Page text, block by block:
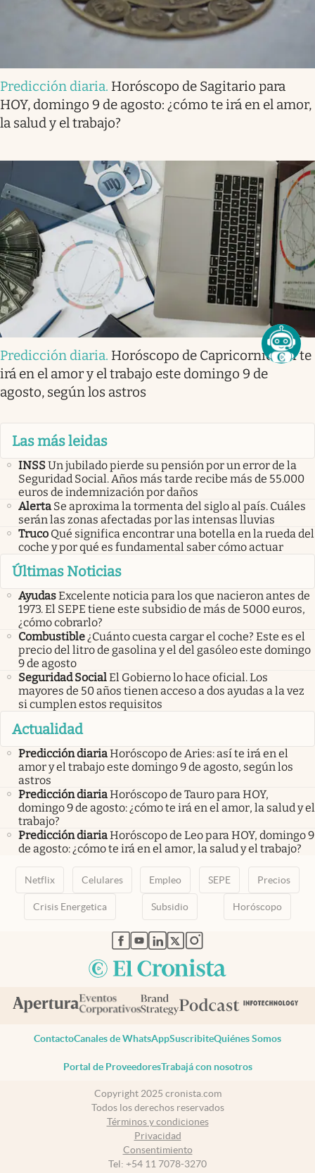
Predicción diaria. Horóscopo de Sagitario para
HOY, domingo 9 de agosto: ¿cómo te irá en el amor,
la salud y el trabajo?
Predicción diaria. Horóscopo de Capricornio: así te
irá en el amor y el trabajo este domingo 9 de
agosto, según los astros
Las más leidas
INSSUn jubilado pierde su pensión por un error de la
Seguridad Social. Años más tarde recibe más de 55.000
euros de indemnización por daños
Alerta Se aproxima la tormenta del siglo al país. Cuáles
serán las zonas afectadas por las intensas lluvias
Truco Qué significa encontrar una botella en la rueda del
coche y por qué es fundamental saber cómo actuar
Últimas Noticias
AyudasExcelente noticia para los que nacieron antes de
1973. El SEPE tiene este subsidio de más de 5000 euros,
¿cómo cobrarlo?
Combustible¿Cuánto cuesta cargar el coche? Este es el
precio del litro de gasolina y el del gasóleo este domingo
9 de agosto
Seguridad SocialEl Gobierno lo hace oficial. Los
mayores de 50 años tienen acceso a dos ayudas a la vez
si cumplen estos requisitos
Actualidad
Predicción diariaHoróscopo de Aries: así te irá en el
amor y el trabajo este domingo 9 de agosto, según los
astros
Predicción diariaHoróscopo de Tauro para HOY,
domingo 9 de agosto: ¿cómo te irá en el amor, la salud y el
trabajo?
Predicción diariaHoróscopo de Leo para HOY, domingo 9
de agosto: ¿cómo te irá en el amor, la salud y el trabajo?
Netflix Celulares Empleo SEPE Precios
Crisis Energetica Subsidio Horóscopo
abre en nueva pestaña
abre en nueva pestaña
abre en nueva pestaña
abre en nueva pestaña
abre en nueva pestaña
ContactoCanales de WhatsAppSuscribiteQuiénes Somos
Portal de ProveedoresTrabajá con nosotros
Copyright 2025 cronista.com
Todos los derechos reservados
Términos y condiciones
Privacidad
Consentimiento
Tel: +54 11 7078-3270